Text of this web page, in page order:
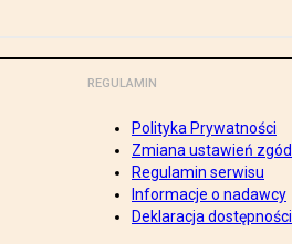
REGULAMIN
Polityka Prywatności
Zmiana ustawień zgód
Regulamin serwisu
Informacje o nadawcy
Deklaracja dostępności